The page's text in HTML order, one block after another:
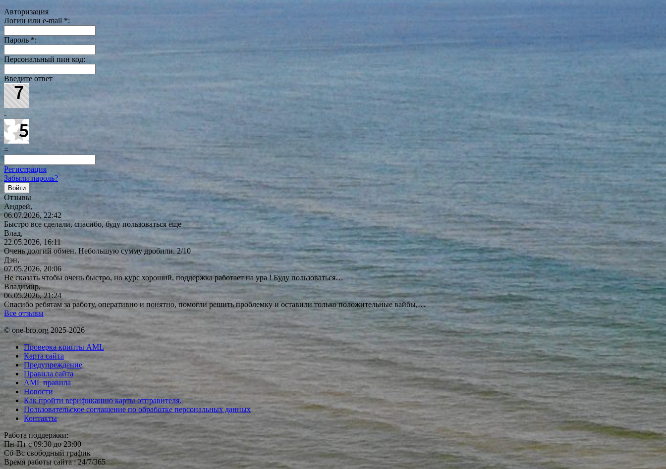
Авторизация
Логин или e-mail *:
Пароль *:
Персональный пин код:
Введите ответ
-
=
Регистрация
Забыли пароль?
Отзывы
Андрей,
06.07.2026, 22:42
Быстро все сделали, спасибо, буду пользоваться еще
Влад,
22.05.2026, 16:11
Очень долгий обмен. Небольшую сумму дробили. 2/10
Дэн,
07.05.2026, 20:06
Не сказать чтобы очень быстро, но курс хороший, поддержка работает на ура ! Буду пользоваться…
Владимир,
06.05.2026, 21:24
Спасибо ребятам за работу, оперативно и понятно, помогли решить проблемку и оставили только положительные вайбы,…
Все отзывы
© one-bro.org 2025-2026
Проверка крипты AML
Карта сайта
Предупреждение
Правила сайта
AML правила
Новости
Как пройти верификацию карты отправителя.
Пользовательское соглашение по обработке персональных данных
Контакты
Работа поддержки:
Пн-Пт с 09:30 до 23:00
Сб-Вс свободный график
Время работы сайта : 24/7/365